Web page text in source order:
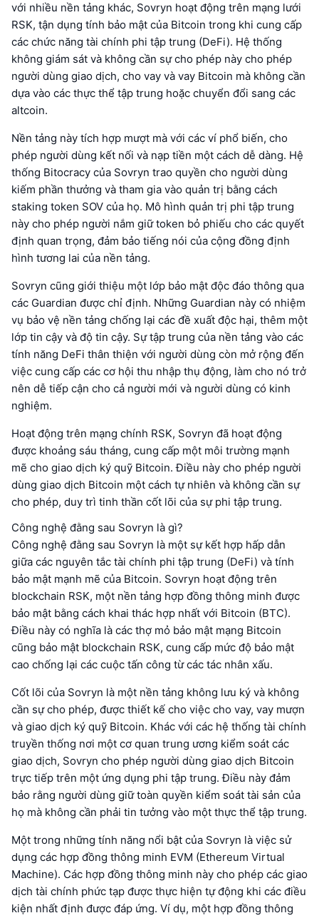
với nhiều nền tảng khác, Sovryn hoạt động trên mạng lưới
RSK, tận dụng tính bảo mật của Bitcoin trong khi cung cấp
các chức năng tài chính phi tập trung (DeFi). Hệ thống
không giám sát và không cần sự cho phép này cho phép
người dùng giao dịch, cho vay và vay Bitcoin mà không cần
dựa vào các thực thể tập trung hoặc chuyển đổi sang các
altcoin.
Nền tảng này tích hợp mượt mà với các ví phổ biến, cho
phép người dùng kết nối và nạp tiền một cách dễ dàng. Hệ
thống Bitocracy của Sovryn trao quyền cho người dùng
kiếm phần thưởng và tham gia vào quản trị bằng cách
staking token SOV của họ. Mô hình quản trị phi tập trung
này cho phép người nắm giữ token bỏ phiếu cho các quyết
định quan trọng, đảm bảo tiếng nói của cộng đồng định
hình tương lai của nền tảng.
Sovryn cũng giới thiệu một lớp bảo mật độc đáo thông qua
các Guardian được chỉ định. Những Guardian này có nhiệm
vụ bảo vệ nền tảng chống lại các đề xuất độc hại, thêm một
lớp tin cậy và độ tin cậy. Sự tập trung của nền tảng vào các
tính năng DeFi thân thiện với người dùng còn mở rộng đến
việc cung cấp các cơ hội thu nhập thụ động, làm cho nó trở
nên dễ tiếp cận cho cả người mới và người dùng có kinh
nghiệm.
Hoạt động trên mạng chính RSK, Sovryn đã hoạt động
được khoảng sáu tháng, cung cấp một môi trường mạnh
mẽ cho giao dịch ký quỹ Bitcoin. Điều này cho phép người
dùng giao dịch Bitcoin một cách tự nhiên và không cần sự
cho phép, duy trì tinh thần cốt lõi của sự phi tập trung.
Công nghệ đằng sau Sovryn là gì?
Công nghệ đằng sau Sovryn là một sự kết hợp hấp dẫn
giữa các nguyên tắc tài chính phi tập trung (DeFi) và tính
bảo mật mạnh mẽ của Bitcoin. Sovryn hoạt động trên
blockchain RSK, một nền tảng hợp đồng thông minh được
bảo mật bằng cách khai thác hợp nhất với Bitcoin (BTC).
Điều này có nghĩa là các thợ mỏ bảo mật mạng Bitcoin
cũng bảo mật blockchain RSK, cung cấp mức độ bảo mật
cao chống lại các cuộc tấn công từ các tác nhân xấu.
Cốt lõi của Sovryn là một nền tảng không lưu ký và không
cần sự cho phép, được thiết kế cho việc cho vay, vay mượn
và giao dịch ký quỹ Bitcoin. Khác với các hệ thống tài chính
truyền thống nơi một cơ quan trung ương kiểm soát các
giao dịch, Sovryn cho phép người dùng giao dịch Bitcoin
trực tiếp trên một ứng dụng phi tập trung. Điều này đảm
bảo rằng người dùng giữ toàn quyền kiểm soát tài sản của
họ mà không cần phải tin tưởng vào một thực thể tập trung.
Một trong những tính năng nổi bật của Sovryn là việc sử
dụng các hợp đồng thông minh EVM (Ethereum Virtual
Machine). Các hợp đồng thông minh này cho phép các giao
dịch tài chính phức tạp được thực hiện tự động khi các điều
kiện nhất định được đáp ứng. Ví dụ, một hợp đồng thông